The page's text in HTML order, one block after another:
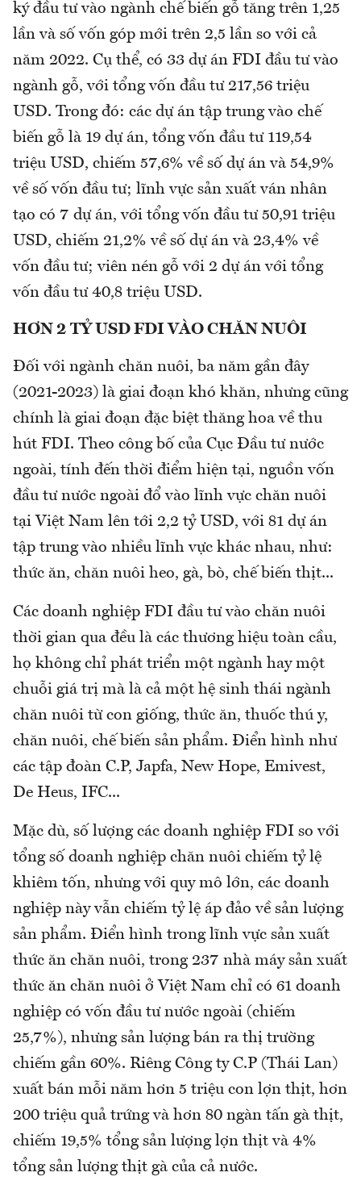
ký đầu tư vào ngành chế biến gỗ tăng trên 1,25
lần và số vốn góp mới trên 2,5 lần so với cả
năm 2022. Cụ thể, có 33 dự án FDI đầu tư vào
ngành gỗ, với tổng vốn đầu tư 217,56 triệu
USD. Trong đó: các dự án tập trung vào chế
biến gỗ là 19 dự án, tổng vốn đầu tư 119,54
triệu USD, chiếm 57,6% về số dự án và 54,9%
về số vốn đầu tư; lĩnh vực sản xuất ván nhân
tạo có 7 dự án, với tổng vốn đầu tư 50,91 triệu
USD, chiếm 21,2% về số dự án và 23,4% về
vốn đầu tư; viên nén gỗ với 2 dự án với tổng
vốn đầu tư 40,8 triệu USD.
HƠN 2 TỶ USD FDI VÀO CHĂN NUÔI
Đối với ngành chăn nuôi, ba năm gần đây
(2021-2023) là giai đoạn khó khăn, nhưng cũng
chính là giai đoạn đặc biệt thăng hoa về thu
hút FDI. Theo công bố của Cục Đầu tư nước
ngoài, tính đến thời điểm hiện tại, nguồn vốn
đầu tư nước ngoài đổ vào lĩnh vực chăn nuôi
tại Việt Nam lên tới 2,2 tỷ USD, với 81 dự án
tập trung vào nhiều lĩnh vực khác nhau, như:
thức ăn, chăn nuôi heo, gà, bò, chế biến thịt...
Các doanh nghiệp FDI đầu tư vào chăn nuôi
thời gian qua đều là các thương hiệu toàn cầu,
họ không chỉ phát triển một ngành hay một
chuỗi giá trị mà là cả một hệ sinh thái ngành
chăn nuôi từ con giống, thức ăn, thuốc thú y,
chăn nuôi, chế biến sản phẩm. Điển hình như
các tập đoàn C.P, Japfa, New Hope, Emivest,
De Heus, IFC...
Mặc dù, số lượng các doanh nghiệp FDI so với
tổng số doanh nghiệp chăn nuôi chiếm tỷ lệ
khiêm tốn, nhưng với quy mô lớn, các doanh
nghiệp này vẫn chiếm tỷ lệ áp đảo về sản lượng
sản phẩm. Điển hình trong lĩnh vực sản xuất
thức ăn chăn nuôi, trong 237 nhà máy sản xuất
thức ăn chăn nuôi ở Việt Nam chỉ có 61 doanh
nghiệp có vốn đầu tư nước ngoài (chiếm
25,7%), nhưng sản lượng bán ra thị trường
chiếm gần 60%. Riêng Công ty C.P (Thái Lan)
xuất bán mỗi năm hơn 5 triệu con lợn thịt, hơn
200 triệu quả trứng và hơn 80 ngàn tấn gà thịt,
chiếm 19,5% tổng sản lượng lợn thịt và 4%
tổng sản lượng thịt gà của cả nước.